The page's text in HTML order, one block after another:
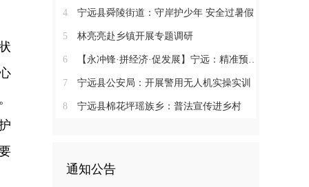
4 宁远县舜陵街道：守岸护少年 安全过暑假
5 林亮亮赴乡镇开展专题调研
6 【永冲锋·拼经济·促发展】宁远：精准预约少跑路 阳光收烟暖农心
7 宁远县公安局：开展警用无人机实操实训
8 宁远县棉花坪瑶族乡：普法宣传进乡村
通知公告